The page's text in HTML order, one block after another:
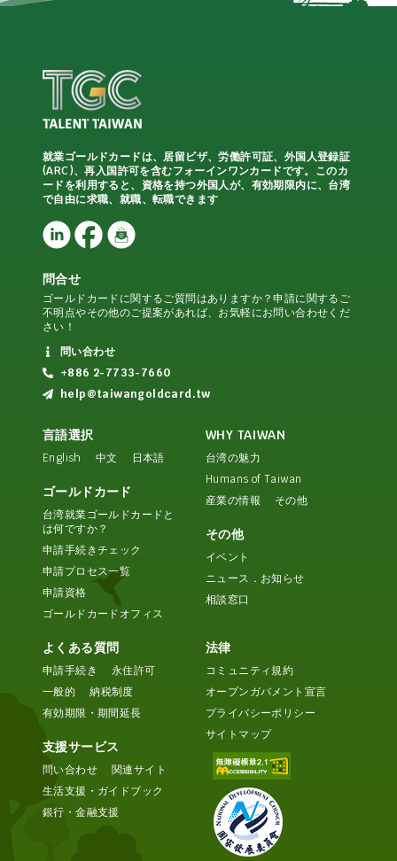
就業ゴールドカードは、居留ビザ、労働許可証、外国人登録証
(ARC)、再入国許可を含むフォーインワンカードです。このカ
ードを利用すると、資格を持つ外国人が、有効期限内に、台湾
で自由に求職、就職、転職できます
問合せ
ゴールドカードに関するご質問はありますか？申請に関するご
不明点やその他のご提案があれば、お気軽にお問い合わせくだ
さい！
問い合わせ
+886 2-7733-7660
help@taiwangoldcard.tw
言語選択
English 中文 日本語
ゴールドカード
台湾就業ゴールドカードと
は何ですか？
申請手続きチェック
申請プロセス一覧
申請資格
ゴールドカードオフィス
WHY TAIWAN
台湾の魅力
Humans of Taiwan
産業の情報
その他
その他
イベント
ニュース．お知らせ
相談窓口
よくある質問
申請手続き
永住許可
一般的
納税制度
有効期限・期間延長
支援サービス
問い合わせ
関連サイト
生活支援・ガイドブック
銀行・金融支援
法律
コミュニティ規約
オープンガバメント宣言
プライバシーポリシー
サイトマップ